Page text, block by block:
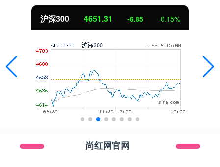
沪深300 4651.31 -6.85 -0.15%
尚红网官网